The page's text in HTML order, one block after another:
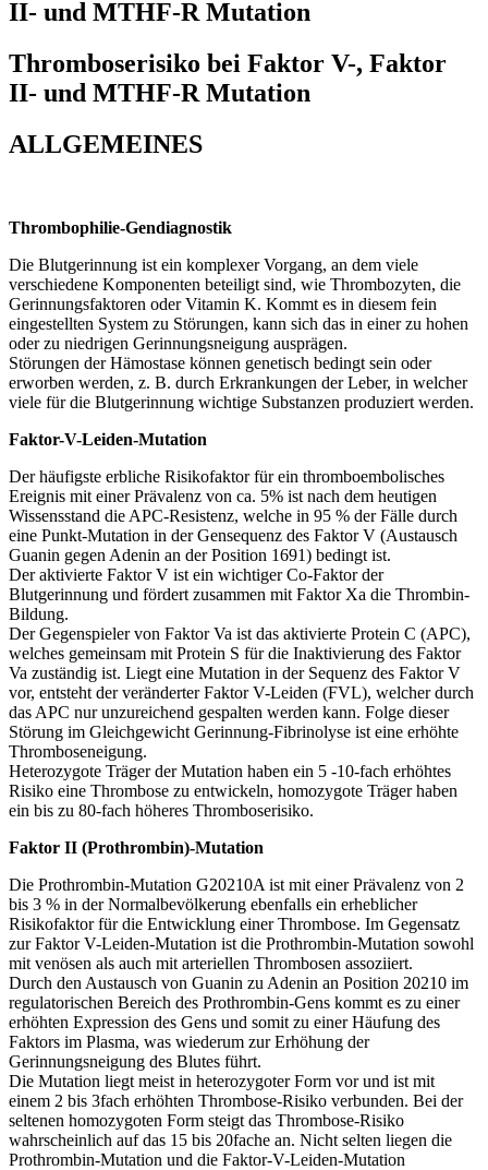
II- und MTHF-R Mutation
Thromboserisiko bei Faktor V-, Faktor
II- und MTHF-R Mutation
ALLGEMEINES
Thrombophilie-Gendiagnostik
Die Blutgerinnung ist ein komplexer Vorgang, an dem viele
verschiedene Komponenten beteiligt sind, wie Thrombozyten, die
Gerinnungsfaktoren oder Vitamin K. Kommt es in diesem fein
eingestellten System zu Störungen, kann sich das in einer zu hohen
oder zu niedrigen Gerinnungsneigung ausprägen.
Störungen der Hämostase können genetisch bedingt sein oder
erworben werden, z. B. durch Erkrankungen der Leber, in welcher
viele für die Blutgerinnung wichtige Substanzen produziert werden.
Faktor-V-Leiden-Mutation
Der häufigste erbliche Risikofaktor für ein thromboembolisches
Ereignis mit einer Prävalenz von ca. 5% ist nach dem heutigen
Wissensstand die APC-Resistenz, welche in 95 % der Fälle durch
eine Punkt-Mutation in der Gensequenz des Faktor V (Austausch
Guanin gegen Adenin an der Position 1691) bedingt ist.
Der aktivierte Faktor V ist ein wichtiger Co-Faktor der
Blutgerinnung und fördert zusammen mit Faktor Xa die Thrombin-
Bildung.
Der Gegenspieler von Faktor Va ist das aktivierte Protein C (APC),
welches gemeinsam mit Protein S für die Inaktivierung des Faktor
Va zuständig ist. Liegt eine Mutation in der Sequenz des Faktor V
vor, entsteht der veränderter Faktor V-Leiden (FVL), welcher durch
das APC nur unzureichend gespalten werden kann. Folge dieser
Störung im Gleichgewicht Gerinnung-Fibrinolyse ist eine erhöhte
Thromboseneigung.
Heterozygote Träger der Mutation haben ein 5 -10-fach erhöhtes
Risiko eine Thrombose zu entwickeln, homozygote Träger haben
ein bis zu 80-fach höheres Thromboserisiko.
Faktor II (Prothrombin)-Mutation
Die Prothrombin-Mutation G20210A ist mit einer Prävalenz von 2
bis 3 % in der Normalbevölkerung ebenfalls ein erheblicher
Risikofaktor für die Entwicklung einer Thrombose. Im Gegensatz
zur Faktor V-Leiden-Mutation ist die Prothrombin-Mutation sowohl
mit venösen als auch mit arteriellen Thrombosen assoziiert.
Durch den Austausch von Guanin zu Adenin an Position 20210 im
regulatorischen Bereich des Prothrombin-Gens kommt es zu einer
erhöhten Expression des Gens und somit zu einer Häufung des
Faktors im Plasma, was wiederum zur Erhöhung der
Gerinnungsneigung des Blutes führt.
Die Mutation liegt meist in heterozygoter Form vor und ist mit
einem 2 bis 3fach erhöhten Thrombose-Risiko verbunden. Bei der
seltenen homozygoten Form steigt das Thrombose-Risiko
wahrscheinlich auf das 15 bis 20fache an. Nicht selten liegen die
Prothrombin-Mutation und die Faktor-V-Leiden-Mutation